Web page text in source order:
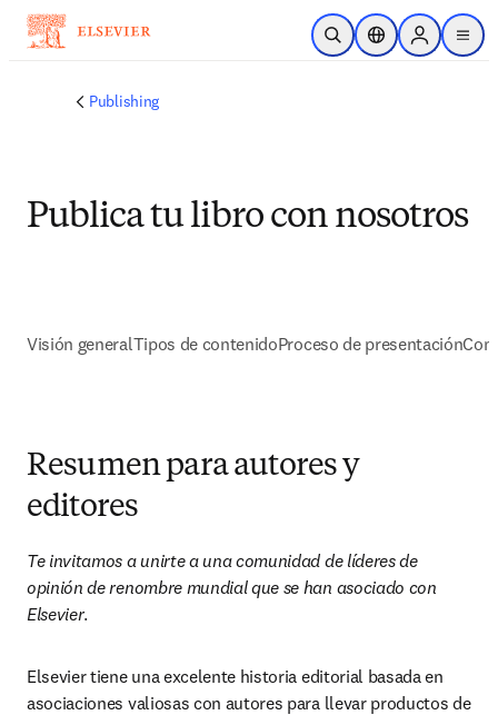
Saltar al contenido principal
Abrir búsqueda
Selector deSign in to
menu
Publishing
Publica tu libro con nosotros
Visión generalTipos de contenidoProceso de presentación
Resumen para autores y
editores
Te invitamos a unirte a una comunidad de líderes de
opinión de renombre mundial que se han asociado con
Elsevier.
Elsevier tiene una excelente historia editorial basada en
asociaciones valiosas con autores para llevar productos de